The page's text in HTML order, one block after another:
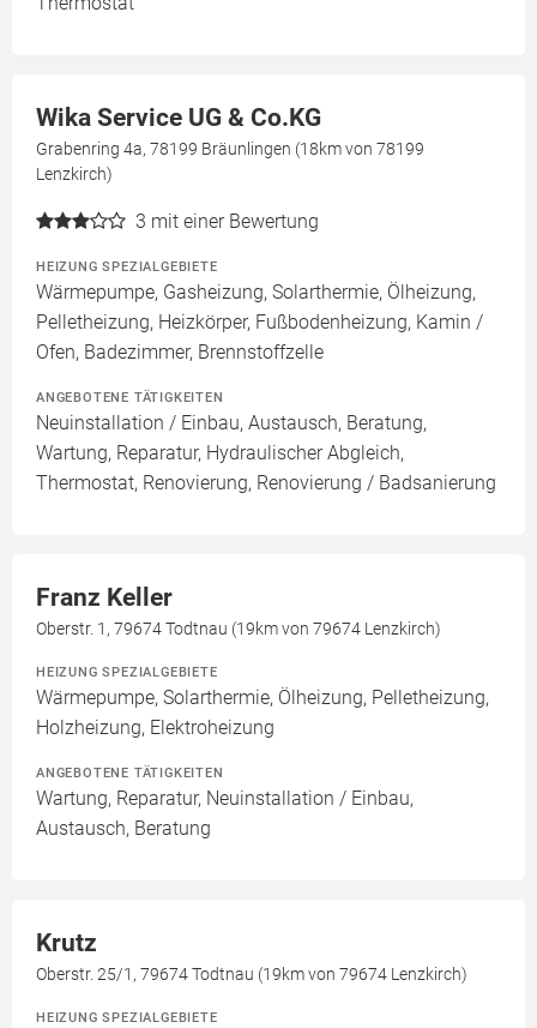
Wika Service UG & Co.KG
Grabenring 4a, 78199 Bräunlingen (18km von 78199
Lenzkirch)
3 mit einer Bewertung
HEIZUNG SPEZIALGEBIETE
Wärmepumpe, Gasheizung, Solarthermie, Ölheizung,
Pelletheizung, Heizkörper, Fußbodenheizung, Kamin /
Ofen, Badezimmer, Brennstoffzelle
ANGEBOTENE TÄTIGKEITEN
Neuinstallation / Einbau, Austausch, Beratung,
Wartung, Reparatur, Hydraulischer Abgleich,
Thermostat, Renovierung, Renovierung / Badsanierung
Franz Keller
Oberstr. 1, 79674 Todtnau (19km von 79674 Lenzkirch)
HEIZUNG SPEZIALGEBIETE
Wärmepumpe, Solarthermie, Ölheizung, Pelletheizung,
Holzheizung, Elektroheizung
ANGEBOTENE TÄTIGKEITEN
Wartung, Reparatur, Neuinstallation / Einbau,
Austausch, Beratung
Krutz
Oberstr. 25/1, 79674 Todtnau (19km von 79674 Lenzkirch)
HEIZUNG SPEZIALGEBIETE